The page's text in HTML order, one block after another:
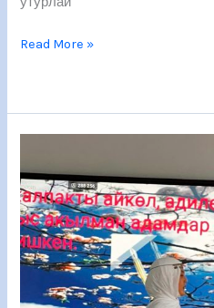
Read More »
Университетинин
педагогикалык
колледжинин
студенттери
Кыргыз
Республикасынын